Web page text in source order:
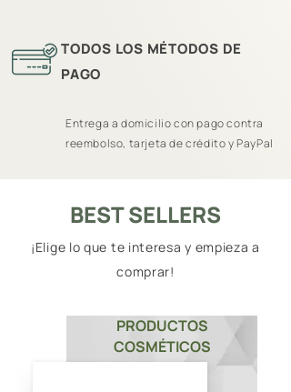
TODOS LOS MÉTODOS DE
PAGO
Entrega a domicilio con pago contra
reembolso, tarjeta de crédito y PayPal
BEST SELLERS
¡Elige lo que te interesa y empieza a
comprar!
PRODUCTOS
COSMÉTICOS